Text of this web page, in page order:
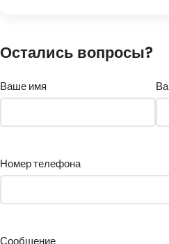
Остались вопросы?
Ваше имя
Номер телефона
Сообщение